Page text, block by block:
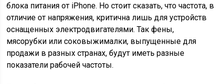
блока питания от iPhone. Но стоит сказать, что частота, в
отличие от напряжения, критична лишь для устройств
оснащенных электродвигателями. Так фены,
мясорубки или соковыжималки, выпущенные для
продажи в разных странах, будут иметь разные
показатели рабочей частоты.